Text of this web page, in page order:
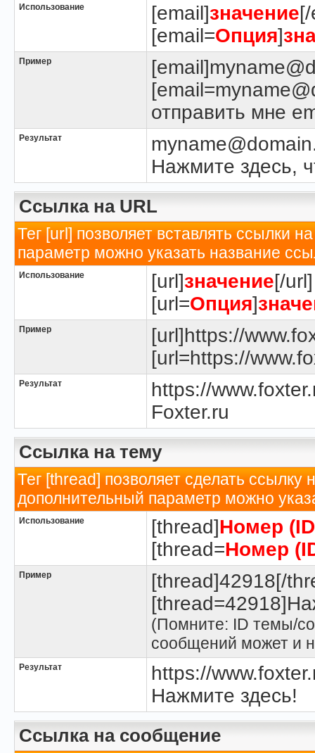
Использование [email]значение
[email=Опция]
Пример
отправить мне
Результат
Нажмите здесь,
Ссылка на URL
Тег [url] позволяет вставлять ссылки
параметр можно указать название
Использование [url]значение[/url]
[url=Опция]
Пример
[url]https://
[url=https://
Результат
https://
Foxter.ru
Ссылка на тему
Тег [thread] позволяет сделать
дополнительный параметр можно
Использование [thread]Номер
[thread=Номер
Пример
[thread]42918[/
(Помните: ID темы/
сообщений может и
Результат
https://
Нажмите здесь!
Ссылка на сообщение